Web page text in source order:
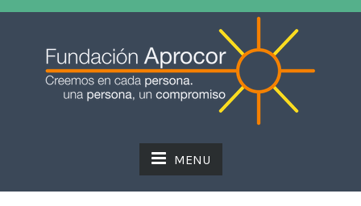
MENU